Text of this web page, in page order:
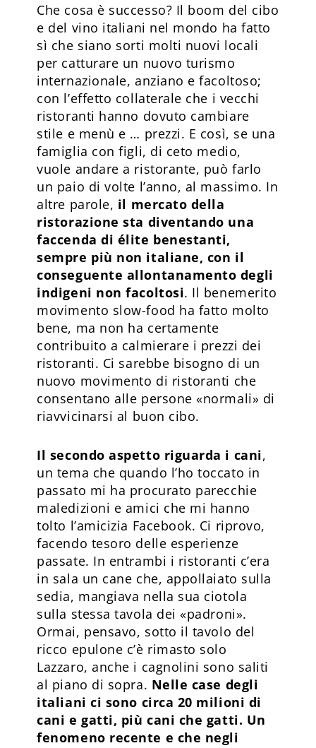
Che cosa è successo? Il boom del cibo
e del vino italiani nel mondo ha fatto
sì che siano sorti molti nuovi locali
per catturare un nuovo turismo
internazionale, anziano e facoltoso;
con l’effetto collaterale che i vecchi
ristoranti hanno dovuto cambiare
stile e menù e … prezzi. E così, se una
famiglia con figli, di ceto medio,
vuole andare a ristorante, può farlo
un paio di volte l’anno, al massimo. In
altre parole, il mercato della
ristorazione sta diventando una
faccenda di élite benestanti,
sempre più non italiane, con il
conseguente allontanamento degli
indigeni non facoltosi. Il benemerito
movimento slow-food ha fatto molto
bene, ma non ha certamente
contribuito a calmierare i prezzi dei
ristoranti. Ci sarebbe bisogno di un
nuovo movimento di ristoranti che
consentano alle persone «normali» di
riavvicinarsi al buon cibo.
Il secondo aspetto riguarda i cani,
un tema che quando l’ho toccato in
passato mi ha procurato parecchie
maledizioni e amici che mi hanno
tolto l’amicizia Facebook. Ci riprovo,
facendo tesoro delle esperienze
passate. In entrambi i ristoranti c’era
in sala un cane che, appollaiato sulla
sedia, mangiava nella sua ciotola
sulla stessa tavola dei «padroni».
Ormai, pensavo, sotto il tavolo del
ricco epulone c’è rimasto solo
Lazzaro, anche i cagnolini sono saliti
al piano di sopra. Nelle case degli
italiani ci sono circa 20 milioni di
cani e gatti, più cani che gatti. Un
fenomeno recente e che negli